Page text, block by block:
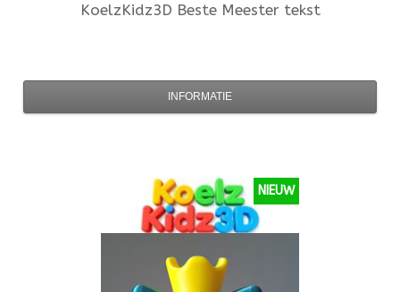
KoelzKidz3D Beste Meester tekst
INFORMATIE
NIEUW